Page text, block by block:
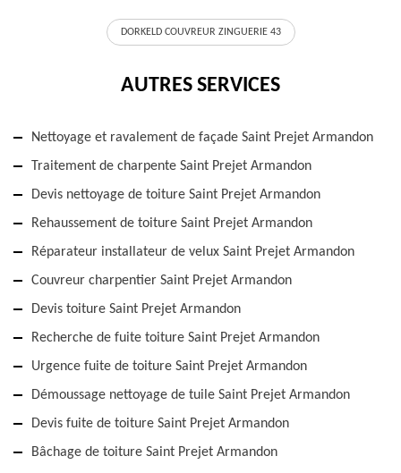
DORKELD COUVREUR ZINGUERIE 43
AUTRES SERVICES
Nettoyage et ravalement de façade Saint Prejet Armandon
Traitement de charpente Saint Prejet Armandon
Devis nettoyage de toiture Saint Prejet Armandon
Rehaussement de toiture Saint Prejet Armandon
Réparateur installateur de velux Saint Prejet Armandon
Couvreur charpentier Saint Prejet Armandon
Devis toiture Saint Prejet Armandon
Recherche de fuite toiture Saint Prejet Armandon
Urgence fuite de toiture Saint Prejet Armandon
Démoussage nettoyage de tuile Saint Prejet Armandon
Devis fuite de toiture Saint Prejet Armandon
Bâchage de toiture Saint Prejet Armandon